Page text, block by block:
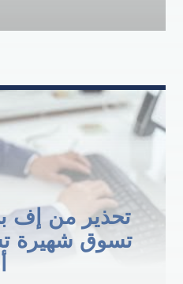
تحذير من إف
تسوق شهيرة